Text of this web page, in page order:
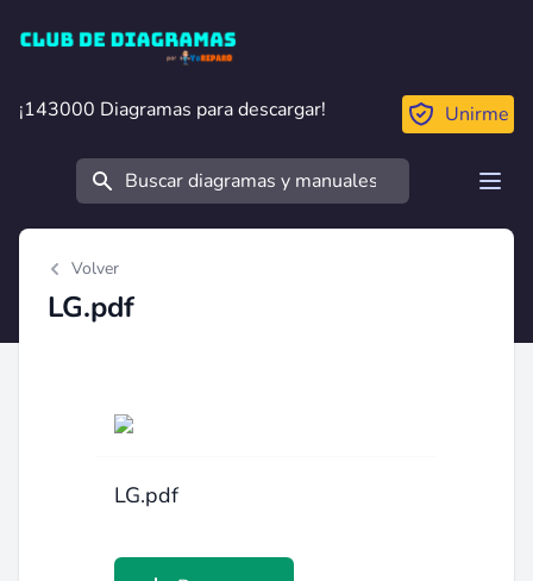
Club de Diagramas
¡143000 Diagramas para descargar!
¡143000 Diagramas para descargar! Unirme
Buscar
Volver
LG.pdf
LG.pdf